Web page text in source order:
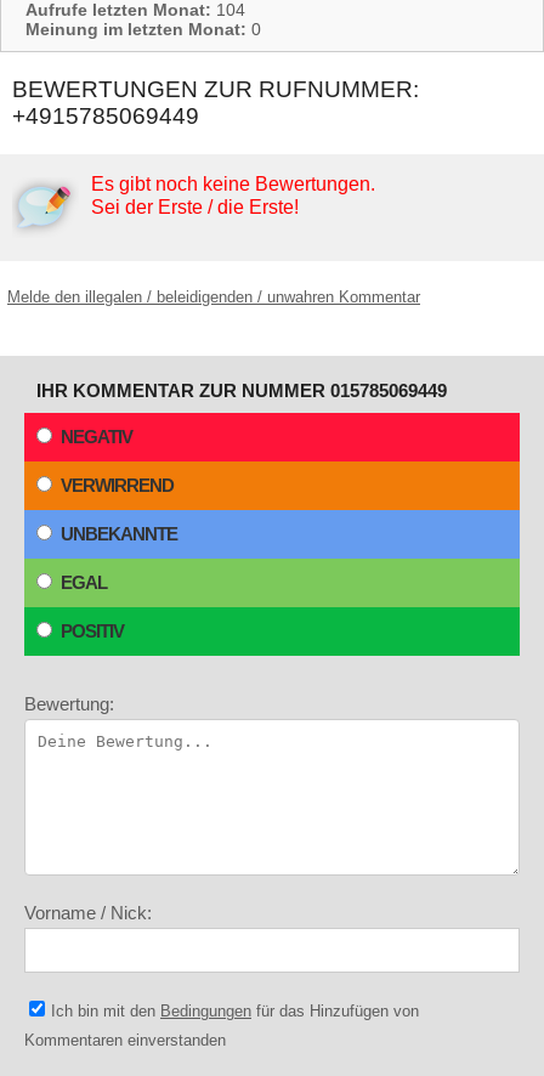
Aufrufe letzten Monat: 104
Meinung im letzten Monat: 0
BEWERTUNGEN ZUR RUFNUMMER:
+4915785069449
Es gibt noch keine Bewertungen.
Sei der Erste / die Erste!
Melde den illegalen / beleidigenden / unwahren Kommentar
IHR KOMMENTAR ZUR NUMMER 015785069449
NEGATIV
VERWIRREND
UNBEKANNTE
EGAL
POSITIV
Bewertung:
Vorname / Nick:
Ich bin mit den Bedingungen für das Hinzufügen von
Kommentaren einverstanden